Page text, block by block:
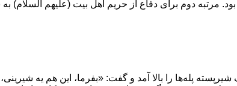
پله‌ها را بالا آمد و گفت: «بفرما، این هم یه